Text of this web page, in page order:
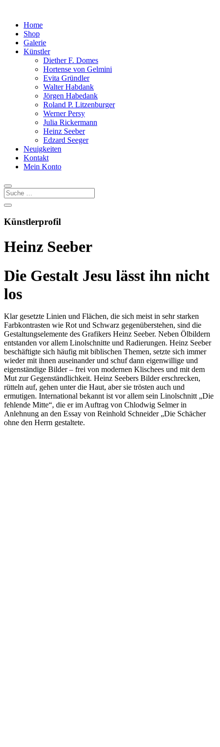
Home
Shop
Galerie
Künstler
Diether F. Domes
Hortense von Gelmini
Evita Gründler
Walter Habdank
Jörgen Habedank
Roland P. Litzenburger
Werner Persy
Julia Rickermann
Heinz Seeber
Edzard Seeger
Neuigkeiten
Kontakt
Mein Konto
Künstlerprofil
Heinz Seeber
Die Gestalt Jesu lässt ihn nicht
los
Klar gesetzte Linien und Flächen, die sich meist in sehr starken
Farbkontrasten wie Rot und Schwarz gegenüberstehen, sind die
Gestaltungselemente des Grafikers Heinz Seeber. Neben Ölbildern
entstanden vor allem Linolschnitte und Radierungen. Heinz Seeber
beschäftigte sich häufig mit biblischen Themen, setzte sich immer
wieder mit ihnen auseinander und schuf dann eigenwillige und
eigenständige Bilder – frei von modernen Klischees und mit dem
Mut zur Gegenständlichkeit. Heinz Seebers Bilder erschrecken,
rütteln auf, gehen unter die Haut, aber sie trösten auch und
ermutigen. International bekannt ist vor allem sein Linolschnitt „Die
fehlende Mitte“, die er im Auftrag von Chlodwig Selmer in
Anlehnung an den Essay von Reinhold Schneider „Die Schächer
ohne den Herrn gestaltete.